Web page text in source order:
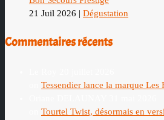
21 Juil 2026 | Dégustation
Commentaires récents
Tessendier lance la marque Les
Tourtel Twist, désormais en